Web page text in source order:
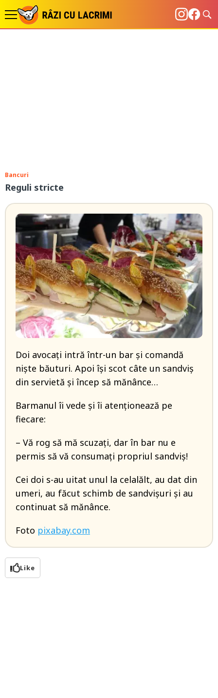
Bancuri
Reguli stricte
Doi avocați intră într-un bar și comandă
niște băuturi. Apoi își scot câte un sandviș
din servietă și încep să mănânce…
Barmanul îi vede și îi atenționează pe
fiecare:
– Vă rog să mă scuzați, dar în bar nu e
permis să vă consumați propriul sandviș!
Cei doi s-au uitat unul la celalălt, au dat din
umeri, au făcut schimb de sandvișuri și au
continuat să mănânce.
Foto pixabay.com
Like